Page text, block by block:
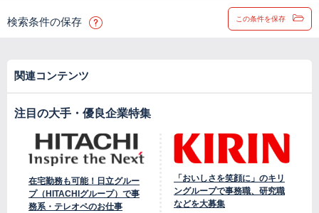
検索条件の保存 この条件を保存
関連コンテンツ
注目の大手・優良企業特集
在宅勤務も可能！日立グルー
プ（HITACHIグループ）で事
務系・テレオペのお仕事
「おいしさを笑顔に」のキリ
ングループで事務職、研究職
などを大募集